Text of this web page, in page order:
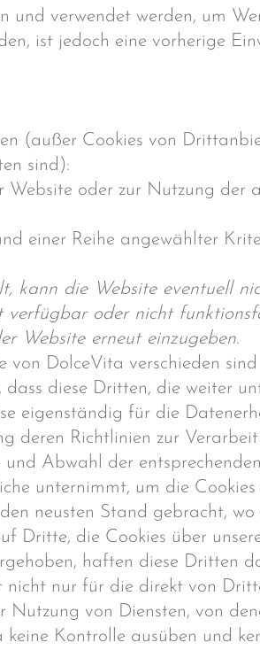
und verwendet werden, um
ist jedoch eine vorherige
(außer Cookies von
sind):
Website oder zur Nutzung der
einer Reihe angewählter
kann die Website eventuell
verfügbar oder nicht
Website erneut einzugeben.
von DolceVita verschieden
diese Dritten, die weiter
eigenständig für die
deren Richtlinien zur
Abwahl der
unternimmt, um die
neusten Stand gebracht,
Dritte, die Cookies über
haften diese Dritten
nur für die direkt von
Nutzung von Diensten, von
Kontrolle ausüben und